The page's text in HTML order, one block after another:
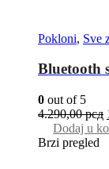
Pokloni, Sve
Bluetooth
0 out of 5
4.290,00рсд
Dodaj u
Brzi pregled